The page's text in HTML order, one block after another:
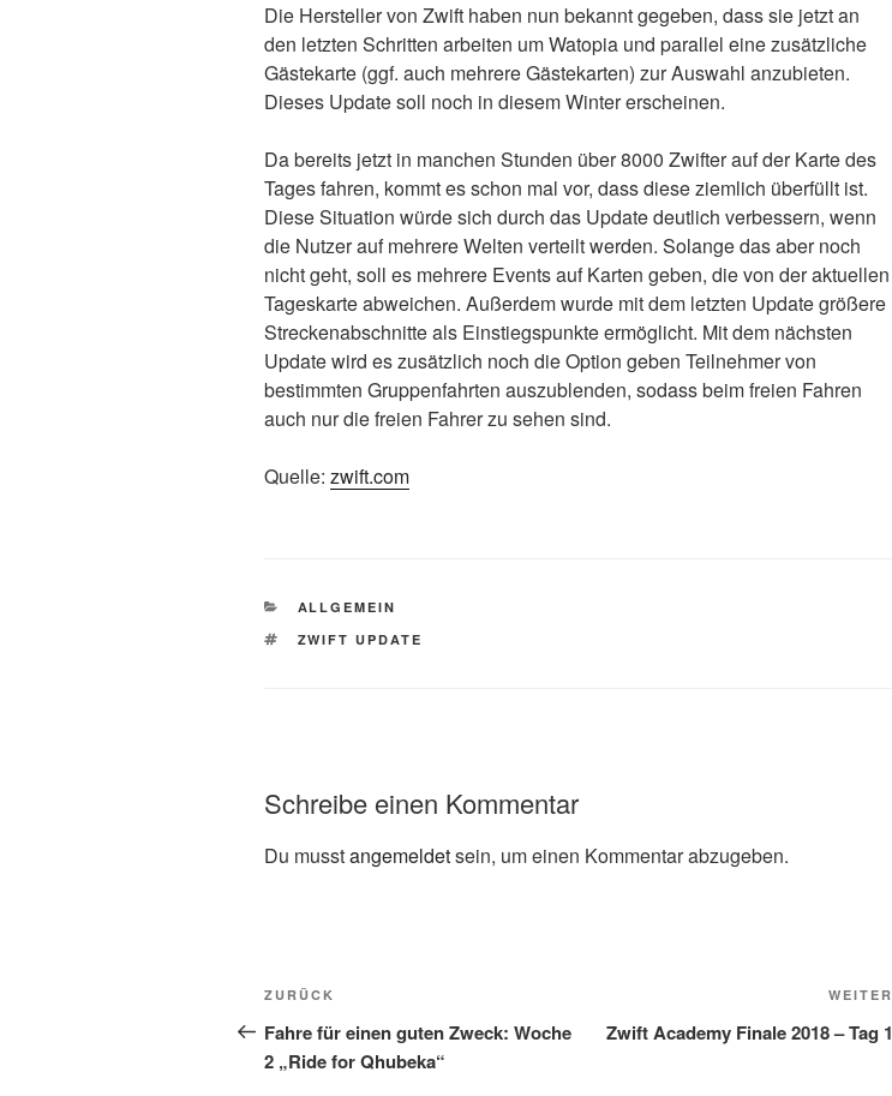
Die Hersteller von Zwift haben nun bekannt gegeben, dass sie jetzt an
den letzten Schritten arbeiten um Watopia und parallel eine zusätzliche
Gästekarte (ggf. auch mehrere Gästekarten) zur Auswahl anzubieten.
Dieses Update soll noch in diesem Winter erscheinen.
Da bereits jetzt in manchen Stunden über 8000 Zwifter auf der Karte des
Tages fahren, kommt es schon mal vor, dass diese ziemlich überfüllt ist.
Diese Situation würde sich durch das Update deutlich verbessern, wenn
die Nutzer auf mehrere Welten verteilt werden. Solange das aber noch
nicht geht, soll es mehrere Events auf Karten geben, die von der aktuellen
Tageskarte abweichen. Außerdem wurde mit dem letzten Update größere
Streckenabschnitte als Einstiegspunkte ermöglicht. Mit dem nächsten
Update wird es zusätzlich noch die Option geben Teilnehmer von
bestimmten Gruppenfahrten auszublenden, sodass beim freien Fahren
auch nur die freien Fahrer zu sehen sind.
Quelle: zwift.com
KATEGORIEN
ALLGEMEIN
SCHLAGWÖRTER
ZWIFT UPDATE
Schreibe einen Kommentar
Du musstangemeldetsein, um einen Kommentar abzugeben.
Beitragsnavigation
Vorheriger
Beitrag
ZURÜCK
Fahre für einen guten Zweck: Woche
2 „Ride for Qhubeka“
WEITER
Zwift Academy Finale 2018 – Tag 1